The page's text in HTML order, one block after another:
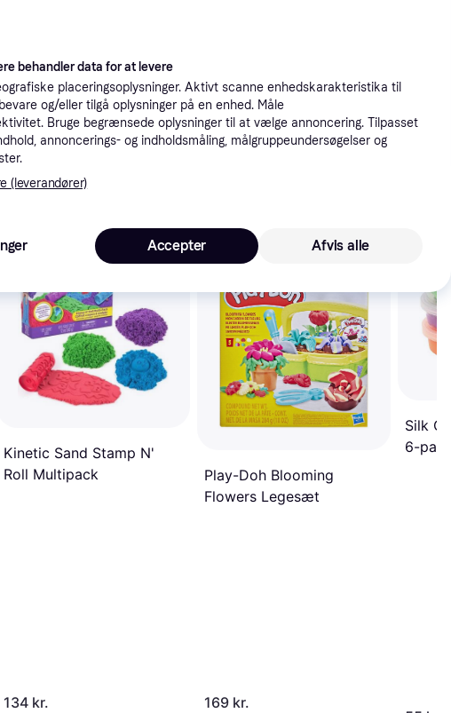
Fri fragt , 8-10 dage 227 kr.
Kinetic Sand Stamp N'
Roll Multipack
134 kr.
Play-Doh Blooming
Flowers Legesæt
169 kr.
Silk
6-pack
behandler data for at levere
placeringsoplysninger. Aktivt scanne enhedskarakteristika til
og/eller tilgå oplysninger på en enhed. Måle
Bruge begrænsede oplysninger til at vælge annoncering. Tilpasset
annoncerings- og indholdsmåling, målgruppeundersøgelser og
(leverandører)
Afvis alle
Accepter